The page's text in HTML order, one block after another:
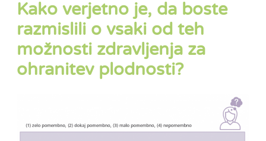
Kako verjetno je, da boste
razmislili o vsaki od teh
možnosti zdravljenja za
ohranitev plodnosti?